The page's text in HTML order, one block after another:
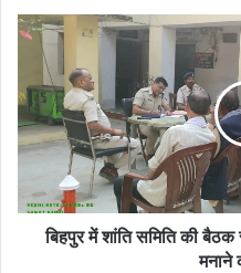
में
मिला
शवपरबत्ता
में
महिला
की
गला
हत्या,
बिहपुर
समिति
की
बैठक
सौहार्दपूर्ण
माहौल
बिहपुर में शांति समिति की बैठक
मनाने